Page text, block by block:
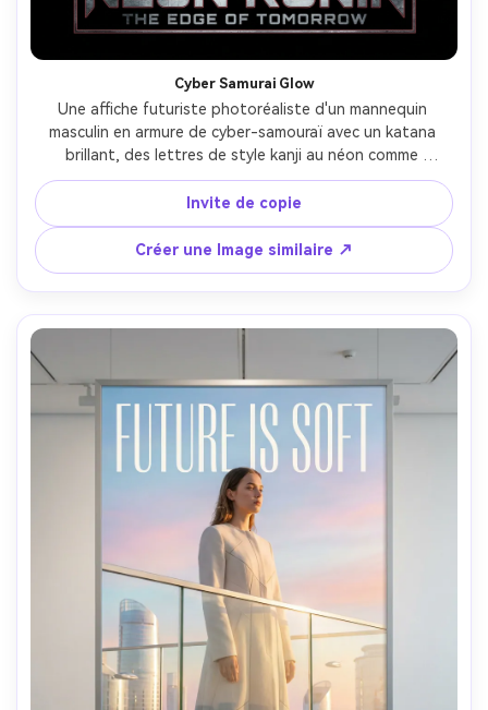
Cyber Samurai Glow
Une affiche futuriste photoréaliste d'un mannequin
masculin en armure de cyber-samouraï avec un katana
brillant, des lettres de style kanji au néon comme
éléments graphiques (pas de mots japonais lisibles), une
ruelle fumée avec des tubes de néon roses et bleus, une
photo dramatique de héros basse angle, la lumière de
jante dure et la diffusion de brouillard, prise sur Sony A7R
V, objectif 24 mm, contraste élevé, textures d'armure
ultra-détaillées, mise en page d'affiche de film premium
avec espace de titre en bas-AR 4:5
Invite de copie
Créer une Image similaire ↗